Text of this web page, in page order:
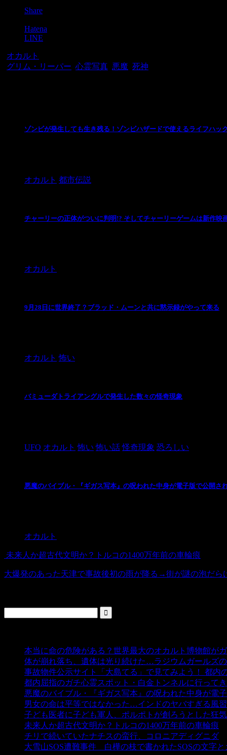
Share
Hatena
LINE
オカルト
グリム・リーパー 心霊写真 悪魔 死神
ゾンビが発生しても生き残る！ゾンビハザードで使えるライフハッ
オカルト 都市伝説
チャーリーの正体がついに判明!? そしてチャーリーゲームは新作映
オカルト
9月28日に世界終了？ブラッド・ムーンと共に黙示録がやって来る
オカルト 怖い
バミューダトライアングルで発生した数々の怪奇現象
UFO オカルト 怖い 怖い話 怪奇現象 恐ろしい
悪魔のバイブル・『ギガス写本』の呪われた中身が電子版で公開さ
オカルト
未来人か超古代文明か？トルコの1400万年前の車輪痕
大爆発のあった天津で事故後初の雨が降る→街が謎の泡だら
本当に命の危険がある？世界最大のオカルト博物館が
体が崩れ落ち、遺体は光り続けた…ラジウムガールズの
事故物件公示サイト「大島てる」で見てみよう！ 都内
都内屈指のガチ心霊スポット・白金トンネルに行ってき
悪魔のバイブル・『ギガス写本』の呪われた中身が電
男女の命は平等ではなかった…インドのヤバすぎる風
子ども医者に子ども軍人、ポルポトが創ろうとした狂
未来人か超古代文明か？トルコの1400万年前の車輪痕
チリで続いていたナチスの蛮行、コロニアディグニダ-
大雪山SOS遭難事件 白樺の枝で書かれたSOSの文字